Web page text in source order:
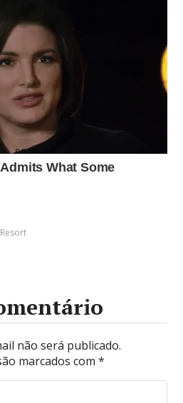
Resort
não será publicado.
marcados com*